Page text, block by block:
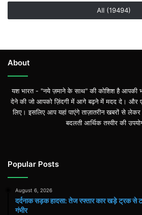
All (19494)
About
यश भारत - "नये ज़माने के साथ" की कोशिश है आपकी
देने की जो आपको ज़िंदगी में आगे बढ़ने में मदद दे।
लिए। इसलिए आप यहां पाएंगे ताज़ातरीन खबरों से लेकर
बदलती आर्थिक तस्वीर की
Popular Posts
August 6, 2026
दर्दनाक सड़क हादसा: तेज रफ्तार कार खड़े ट्रक से
गंभीर